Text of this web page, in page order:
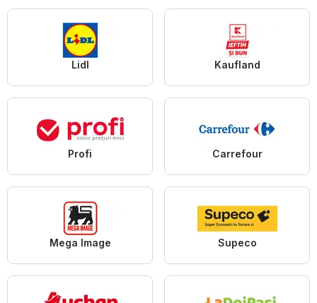
Lidl Kaufland
Profi Carrefour
Mega Image Supeco